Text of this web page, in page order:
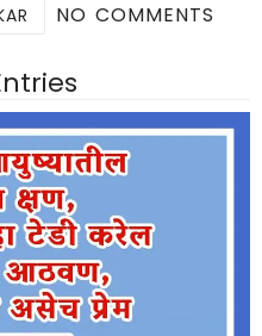
NO COMMENTS